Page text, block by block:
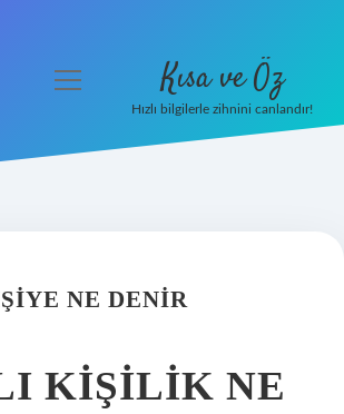
menüyü
Kısa ve Öz
Hızlı bilgilerle zihnini canlandır!
NE DENIR
KIŞILIK NE